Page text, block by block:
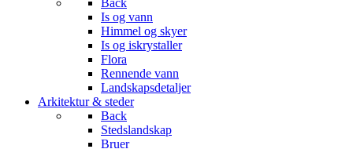
Back
Is og vann
Himmel og skyer
Is og iskrystaller
Flora
Rennende vann
Landskapsdetaljer
Arkitektur & steder
Back
Stedslandskap
Bruer